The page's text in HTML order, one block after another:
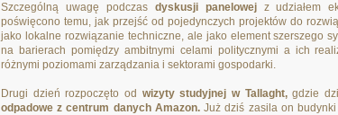
Szczególną uwagę podczas dyskusji panelowejz udziałem
poświęcono temu, jak przejść od pojedynczych projektów do
jako lokalne rozwiązanie techniczne, ale jako element szerszego
na barierach pomiędzy ambitnymi celami politycznymi a ich
różnymi poziomami zarządzania i sektorami gospodarki.
Drugi dzień rozpoczęto od wizyty studyjnej w Tallaght,gdzie
odpadowe z centrum danych Amazon.Już dziś zasila on